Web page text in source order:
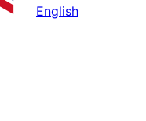
English